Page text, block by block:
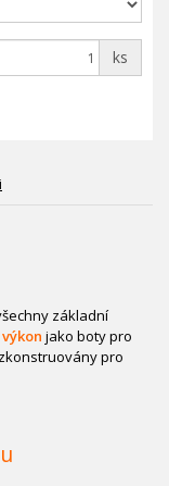
ks
základní
jako boty pro
pro